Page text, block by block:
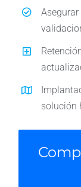
solución